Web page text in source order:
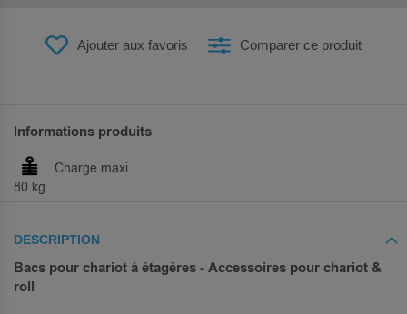
Ajouter aux favoris Comparer ce produit
Informations produits
80 kg
Charge maxi
DESCRIPTION
Bacs pour chariot à étagères - Accessoires pour chariot &
roll